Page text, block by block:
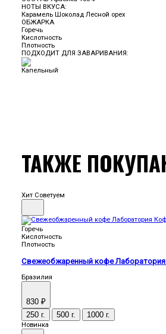
НОТЫ ВКУСА:
Карамель Шоколад Лесной орех
ОБЖАРКА
Горечь
Кислотность
Плотность
ПОДХОДИТ ДЛЯ ЗАВАРИВАНИЯ:
ТАКЖЕ
Хит Советуем
Горечь
Кислотность
Плотность
Свежеобжаренный кофе Лаборатория
Бразилия
830 ₽
250 г.
500 г. 1000 г.
Новинка